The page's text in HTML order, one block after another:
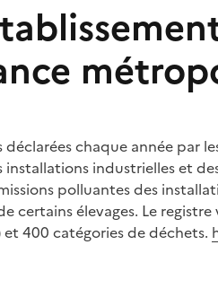
chaque année par
industrielles et
polluantes des
certains élevages. Le
400 catégories de déchets.